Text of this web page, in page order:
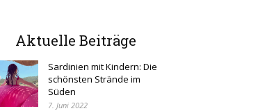
Aktuelle Beiträge
Sardinien mit Kindern: Die
schönsten Strände im
Süden
7. Juni 2022